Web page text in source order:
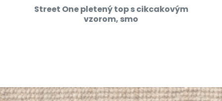
Street One pletený top s cikcakovým
vzorom, smo